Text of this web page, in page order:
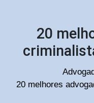
20
20 melhores